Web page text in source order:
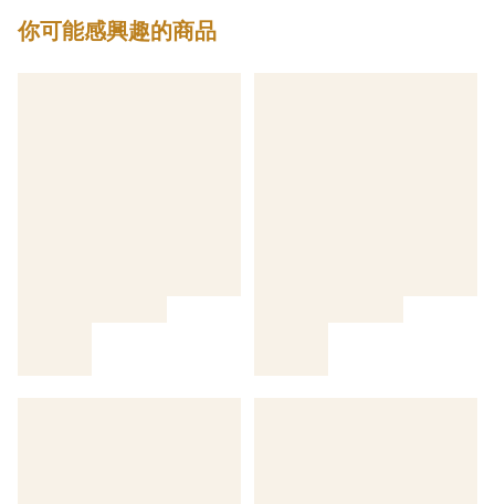
你可能感興趣的商品